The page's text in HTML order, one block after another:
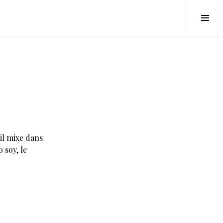
mixe dans
soy, le